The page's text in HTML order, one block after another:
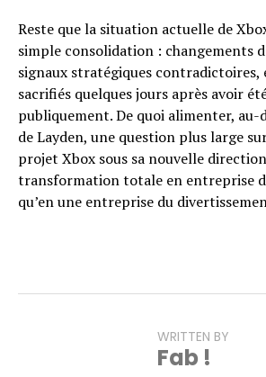
Reste que la situation actuelle de
simple consolidation : changements
signaux stratégiques contradictoires,
sacrifiés quelques jours après avoir
publiquement. De quoi alimenter, au-
de Layden, une question plus large
projet Xbox sous sa nouvelle
transformation totale en entreprise
qu’en une entreprise du
WRITTEN BY
Fab !